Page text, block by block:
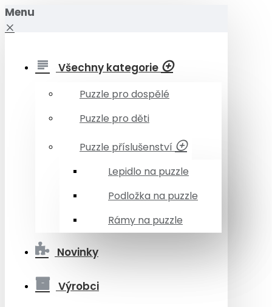
Menu
Všechny kategorie
Puzzle pro dospělé
Puzzle pro děti
Puzzle příslušenství
Lepidlo na puzzle
Podložka na puzzle
Rámy na puzzle
Novinky
Výrobci